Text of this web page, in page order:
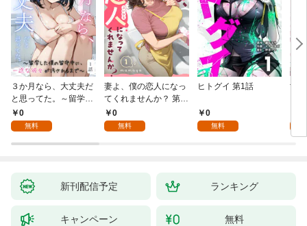
３か月なら、大丈夫だ
と思ってた。～留学し
た僕の留守中に、一途
な彼女が汚されるまで
0
無料
妻よ、僕の恋人になっ
てくれませんか？ 第1
話0
無料
ヒトグイ 第1話
0
無料
世
新刊配信予定 ランキング
キャンペーン 無料